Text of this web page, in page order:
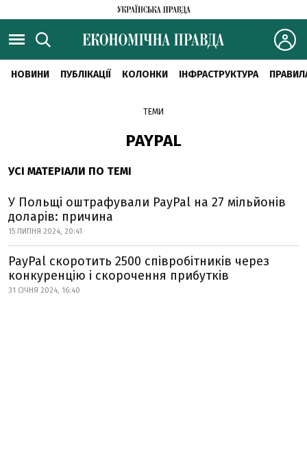
НОВИНИ ПУБЛІКАЦІЇ КОЛОНКИ ІНФРАСТРУКТУРА
ТЕМИ
PAYPAL
УСІ МАТЕРІАЛИ ПО ТЕМІ
У Польщі оштрафували PayPal на 27 мільйонів
доларів: причина
15 ЛИПНЯ 2024, 20:41
PayPal скоротить 2500 співробітників через
конкуренцію і скорочення прибутків
31 СІЧНЯ 2024, 16:40